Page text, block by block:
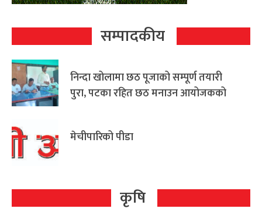
सम्पादकीय
निन्दा खोलामा छठ पूजाको सम्पूर्ण तयारी
पुरा, पटका रहित छठ मनाउन आयोजकको
मेचीपारिको पीडा
कृषि